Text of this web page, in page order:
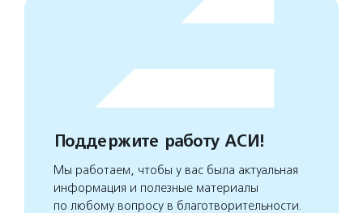
Поддержите работу АСИ!
Мы работаем, чтобы у вас была актуальная
информация и полезные материалы
по любому вопросу в благотворительности.